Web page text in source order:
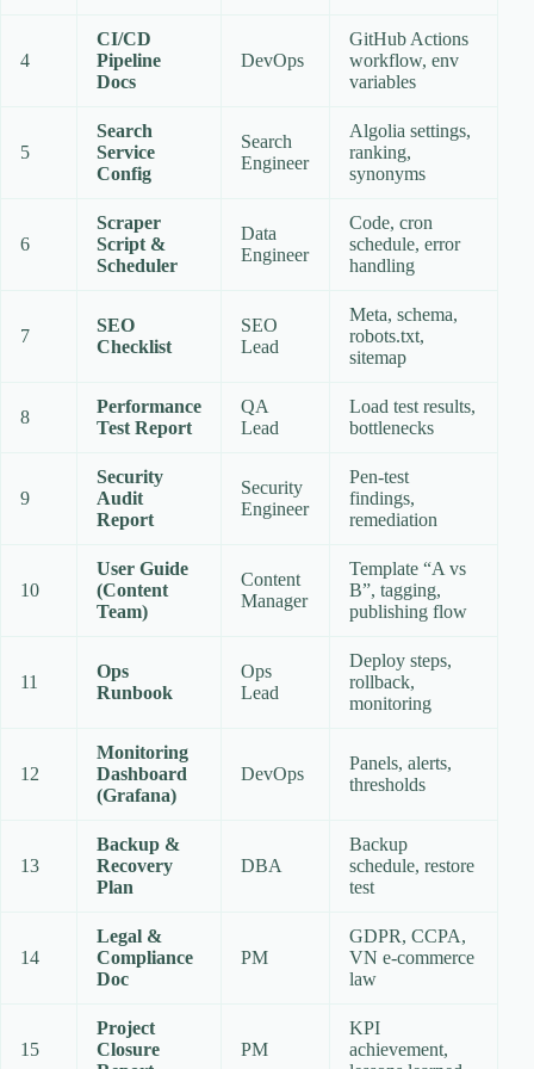
4
CI/CD
Pipeline
Docs
DevOps
GitHub Actions
workflow, env
variables
5
Search
Service
Config
Search
Engineer
Algolia settings,
ranking,
synonyms
6
Scraper
Script &
Scheduler
Data
Engineer
Code, cron
schedule, error
handling
7
SEO
Checklist
SEO
Lead
Meta, schema,
robots.txt,
sitemap
8
Performance
Test Report
QA
Lead
Load test results,
bottlenecks
9
Security
Audit
Report
Security
Engineer
Pen‑test
findings,
remediation
10
User Guide
(Content
Team)
Content
Manager
Template “A vs
B”, tagging,
publishing flow
11
Ops
Runbook
Ops
Lead
Deploy steps,
rollback,
monitoring
12
Monitoring
Dashboard
(Grafana)
DevOps
Panels, alerts,
thresholds
13
Backup &
Recovery
Plan
DBA
Backup
schedule, restore
test
14
Legal &
Compliance
Doc
PM
GDPR, CCPA,
VN e‑commerce
law
15
Project
Closure
PM
KPI
achievement,